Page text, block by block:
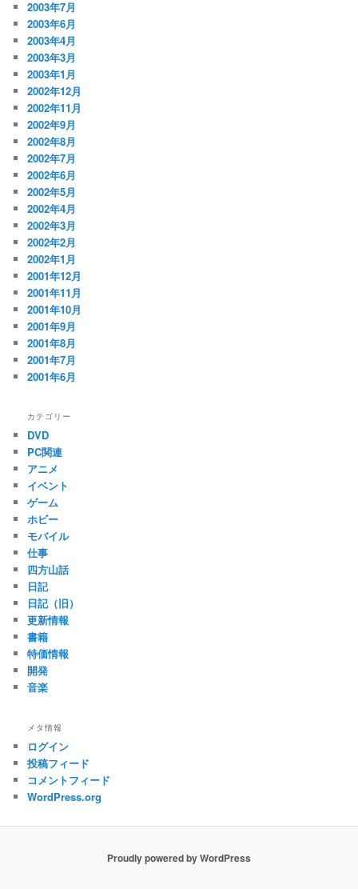
2003年7月
2003年6月
2003年4月
2003年3月
2003年1月
2002年12月
2002年11月
2002年9月
2002年8月
2002年7月
2002年6月
2002年5月
2002年4月
2002年3月
2002年2月
2002年1月
2001年12月
2001年11月
2001年10月
2001年9月
2001年8月
2001年7月
2001年6月
カテゴリー
DVD
PC関連
アニメ
イベント
ゲーム
ホビー
モバイル
仕事
四方山話
日記
日記（旧）
更新情報
書籍
特価情報
開発
音楽
メタ情報
ログイン
投稿フィード
コメントフィード
WordPress.org
Proudly powered by WordPress